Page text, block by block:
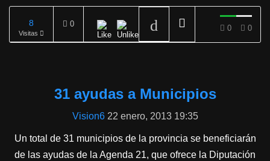
8
Visitas
0 0 0
31 ayudas a Municipios
Vision6 22 enero, 2013 19:35
Un total de 31 municipios de la provincia se beneficiarán
de las ayudas de la Agenda 21, que ofrece la Diputación